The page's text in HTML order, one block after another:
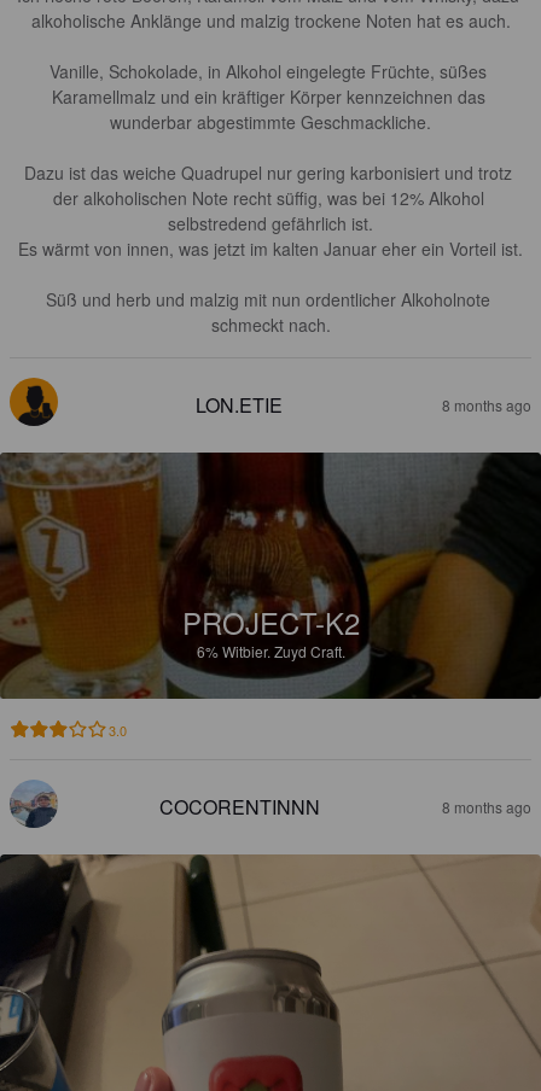
alkoholische Anklänge und malzig trockene Noten hat es auch.
Vanille, Schokolade, in Alkohol eingelegte Früchte, süßes
Karamellmalz und ein kräftiger Körper kennzeichnen das
wunderbar abgestimmte Geschmackliche.
Dazu ist das weiche Quadrupel nur gering karbonisiert und trotz
der alkoholischen Note recht süffig, was bei 12% Alkohol
selbstredend gefährlich ist.
Es wärmt von innen, was jetzt im kalten Januar eher ein Vorteil ist.
Süß und herb und malzig mit nun ordentlicher Alkoholnote
schmeckt nach.
LON.ETIE 8 months ago
PROJECT-K2
6%Witbier. Zuyd Craft.
3.0
COCORENTINNN 8 months ago